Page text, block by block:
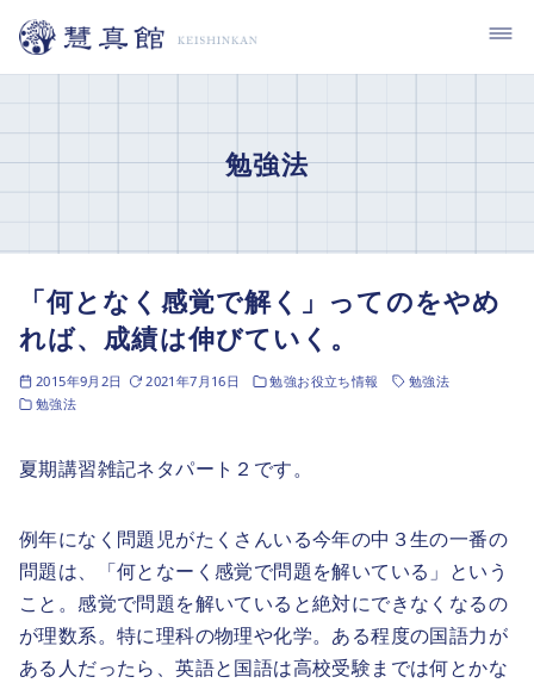
テ
勉強法
「何となく感覚で解く」ってのをやめ
れば、成績は伸びていく。
2015年9月2日 2021年7月16日 勉強お役立ち情報
勉強法
勉強法
夏期講習雑記ネタパート２です。
例年になく問題児がたくさんいる今年の中３生の一番の
問題は、「何となーく感覚で問題を解いている」という
こと。感覚で問題を解いていると絶対にできなくなるの
が理数系。特に理科の物理や化学。ある程度の国語力が
ある人だったら、英語と国語は高校受験までは何とかな